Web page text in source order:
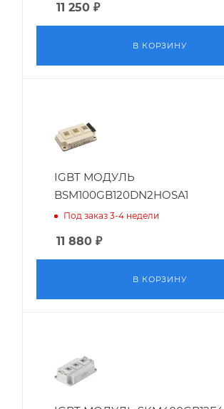
11 250 ₽
В КОРЗИНУ
IGBT МОДУЛЬ
BSM100GB120DN2HOSA1
Под заказ 3-4 недели
11 880 ₽
В КОРЗИНУ